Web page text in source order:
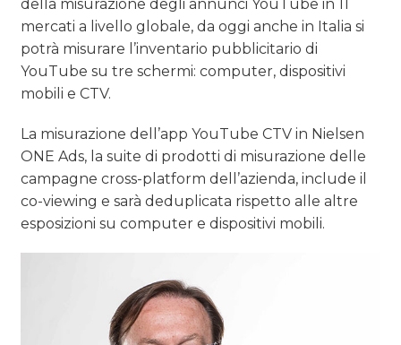
della misurazione degli annunci YouTube in 11
mercati a livello globale, da oggi anche in Italia si
potrà misurare l’inventario pubblicitario di
YouTube su tre schermi: computer, dispositivi
mobili e CTV.
La misurazione dell’app YouTube CTV in Nielsen
ONE Ads, la suite di prodotti di misurazione delle
campagne cross-platform dell’azienda, include il
co-viewing e sarà deduplicata rispetto alle altre
esposizioni su computer e dispositivi mobili.